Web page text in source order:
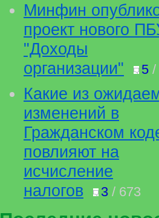
Минфин
проект нового
"Доходы
организации"
5 /
Какие из
изменений в
Гражданском
повлияют на
исчисление
налогов
3 / 673